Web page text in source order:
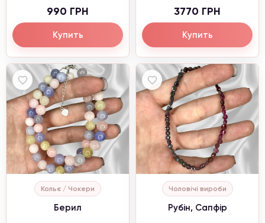
990 ГРН
Купить
3770 ГРН
Купить
Кольє / Чокери
Берил
Чоловічі вироби
Рубін, Сапфір